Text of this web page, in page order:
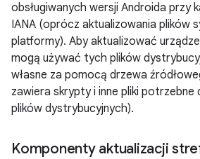
obsługiwanych wersji Androida przy
IANA (oprócz aktualizowania plików
platformy). Aby aktualizować
mogą używać tych plików
własne za pomocą drzewa
zawiera skrypty i inne pliki potrzebne
plików dystrybucyjnych).
Komponenty aktualizacji